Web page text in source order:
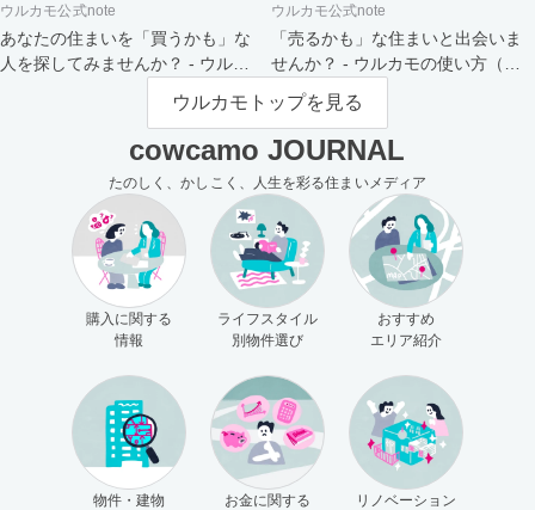
ウルカモ公式note
あなたの住まいを「買うかも」な
人を探してみませんか？ - ウルカ
ウルカモ公式note
「売るかも」な住まいと出会いま
せんか？ - ウルカモの使い方（買
主さま向け）
ウルカモトップを見る
cowcamo JOURNAL
たのしく、かしこく、人生を彩る住まいメディア
購入に関する
情報
ライフスタイル
別物件選び
おすすめ
エリア紹介
物件・建物
お金に関する
リノベーション